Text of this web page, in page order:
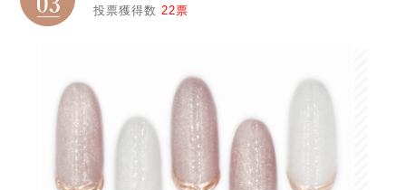
投票獲得数22票